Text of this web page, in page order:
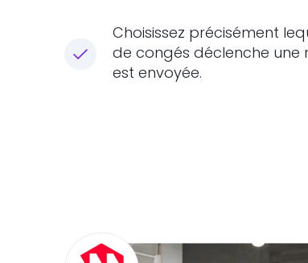
Choisissez précisément
de congés déclenche une
est envoyée.